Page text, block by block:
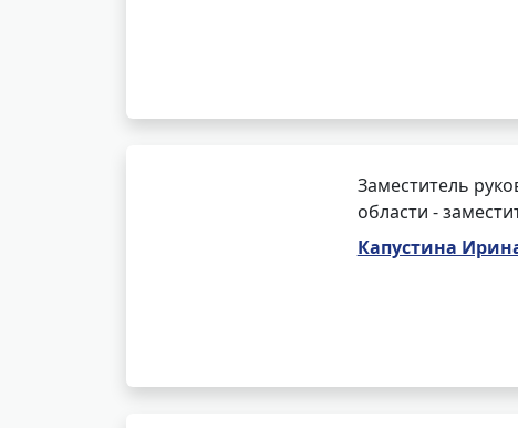
Заместитель
области -
Капустина